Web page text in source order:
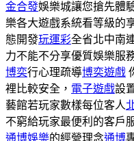
金合發娛樂城讓您搶先體
樂各大遊戲系統看等級的
態開發玩運彩全省北中南
力不能不分享優質娛樂服
博奕行心理疏導博奕遊戲
裡比較安全， 電子遊戲設
藝館若玩家數樣每位客人
不窮給玩家最便利的客戶
通博娛樂的經營理念通博